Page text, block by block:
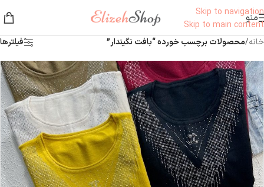
Skip to navigation
Skip to main content
منو
خانه/محصولات برچسب خورده “بافت نگیندار” فیلترها